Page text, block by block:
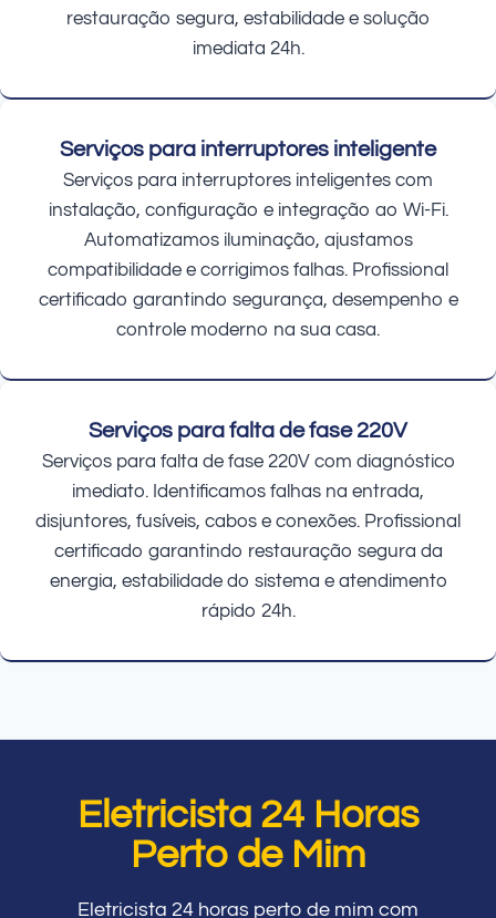
restauração segura, estabilidade e solução
imediata 24h.
Serviços para interruptores inteligente
Serviços para interruptores inteligentes com
instalação, configuração e integração ao Wi-Fi.
Automatizamos iluminação, ajustamos
compatibilidade e corrigimos falhas. Profissional
certificado garantindo segurança, desempenho e
controle moderno na sua casa.
Serviços para falta de fase 220V
Serviços para falta de fase 220V com diagnóstico
imediato. Identificamos falhas na entrada,
disjuntores, fusíveis, cabos e conexões. Profissional
certificado garantindo restauração segura da
energia, estabilidade do sistema e atendimento
rápido 24h.
Eletricista 24 Horas
Perto de Mim
Eletricista 24 horas perto de mim com